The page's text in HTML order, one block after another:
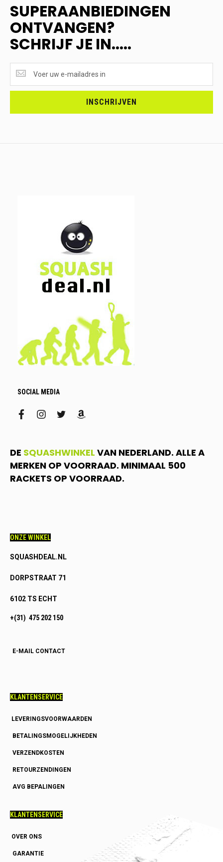
SUPERAANBIEDINGEN
ONTVANGEN?
SCHRIJF JE IN.....
ONTVANGEN?
<br>SCHRIJF
INSCHRIJVEN
SOCIAL MEDIA
facebookinstagram
twitteramazon
DE SQUASHWINKEL VAN NEDERLAND. ALLE A
MERKEN OP VOORRAAD. MINIMAAL 500
RACKETS OP VOORRAAD.
ONZE WINKEL
SQUASHDEAL.NL
DORPSTRAAT 71
6102 TS ECHT
+(31) 475 202 150
E-MAIL CONTACT
KLANTENSERVICE
LEVERINGSVOORWAARDEN
BETALINGSMOGELIJKHEDEN
VERZENDKOSTEN
RETOURZENDINGEN
AVG BEPALINGEN
KLANTENSERVICE
OVER ONS
GARANTIE